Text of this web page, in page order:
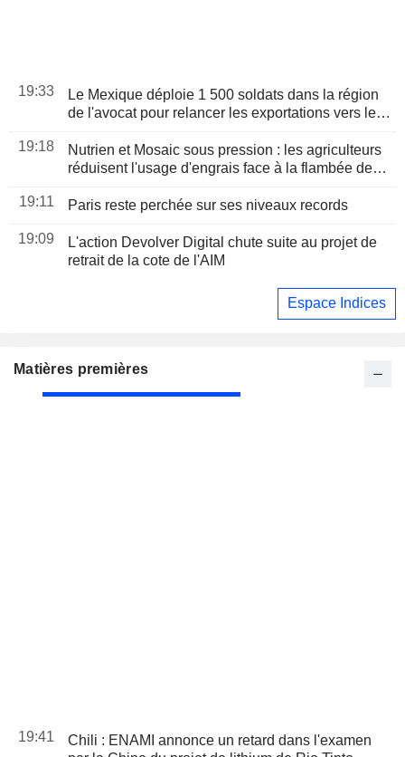
19:33
Le Mexique déploie 1 500 soldats dans la région
de l'avocat pour relancer les exportations vers les
19:18
Nutrien et Mosaic sous pression : les agriculteurs
réduisent l'usage d'engrais face à la flambée des
19:11
Paris reste perchée sur ses niveaux records
19:09
L'action Devolver Digital chute suite au projet de
retrait de la cote de l'AIM
Espace Indices
Matières premières
19:41
Chili : ENAMI annonce un retard dans l'examen